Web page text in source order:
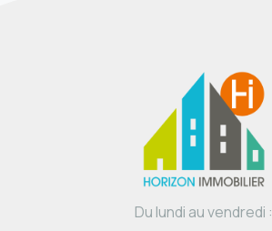
Du lundi au vendredi :